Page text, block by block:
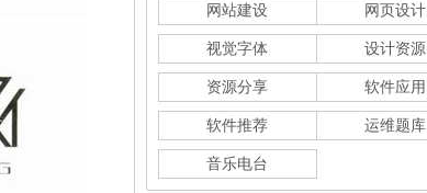
网站建设 网页设计
视觉字体 设计资源
资源分享 软件应用
软件推荐 运维题库
音乐电台